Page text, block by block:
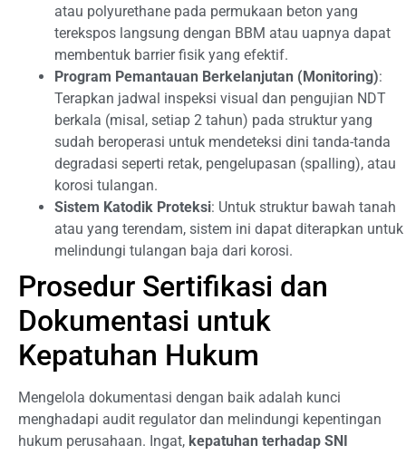
atau polyurethane pada permukaan beton yang
terekspos langsung dengan BBM atau uapnya dapat
membentuk barrier fisik yang efektif.
Program Pemantauan Berkelanjutan (Monitoring):
Terapkan jadwal inspeksi visual dan pengujian NDT
berkala (misal, setiap 2 tahun) pada struktur yang
sudah beroperasi untuk mendeteksi dini tanda-tanda
degradasi seperti retak, pengelupasan (spalling), atau
korosi tulangan.
Sistem Katodik Proteksi: Untuk struktur bawah tanah
atau yang terendam, sistem ini dapat diterapkan untuk
melindungi tulangan baja dari korosi.
Prosedur Sertifikasi dan
Dokumentasi untuk
Kepatuhan Hukum
Mengelola dokumentasi dengan baik adalah kunci
menghadapi audit regulator dan melindungi kepentingan
hukum perusahaan. Ingat, kepatuhan terhadap SNI